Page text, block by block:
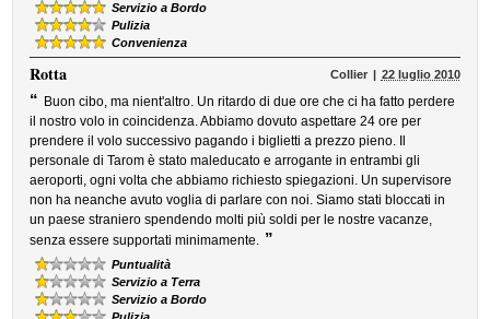
Servizio a Bordo
Pulizia
Convenienza
Rotta Collier 22 luglio 2010
“ Buon cibo, ma nient'altro. Un ritardo di due ore che ci ha fatto perdere
il nostro volo in coincidenza. Abbiamo dovuto aspettare 24 ore per
prendere il volo successivo pagando i biglietti a prezzo pieno. Il
personale di Tarom è stato maleducato e arrogante in entrambi gli
aeroporti, ogni volta che abbiamo richiesto spiegazioni. Un supervisore
non ha neanche avuto voglia di parlare con noi. Siamo stati bloccati in
un paese straniero spendendo molti più soldi per le nostre vacanze,
senza essere supportati minimamente. ”
Puntualità
Servizio a Terra
Servizio a Bordo